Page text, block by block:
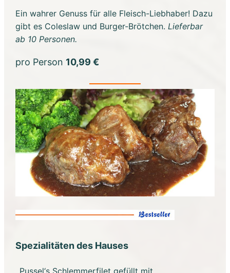
Ein wahrer Genuss für alle Fleisch-Liebhaber! Dazu
gibt es Coleslaw und Burger-Brötchen. Lieferbar
ab 10 Personen.
pro Person 10,99 €
Spezialitäten des Hauses
Pussel‘s Schlemmerfilet gefüllt mit